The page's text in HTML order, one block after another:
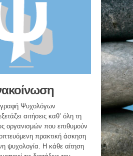
Ψυχολόγων
αιτήσεις καθ’ όλη τη
οργανισμών που επιθυμούν
πρακτική άσκηση
ψυχολογία. Η κάθε αίτηση